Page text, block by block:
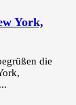
York,
die